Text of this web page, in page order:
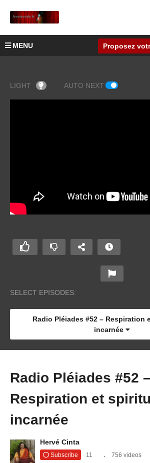
MENU Proposez
LIGHT AUTO NEXT
SELECT EPISODES:
Radio Pléiades #52 – Respiration
incarnée
Radio Pléiades #52 –
Respiration et
incarnée
Hervé Cinta
Subscribe 11 756 videos